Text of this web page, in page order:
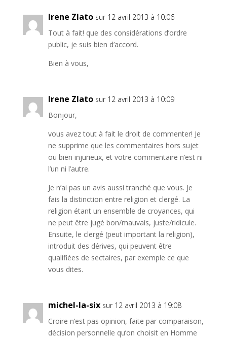
Irene Zlato sur 12 avril 2013 à 10:06
Tout à fait! que des considérations d’ordre
public, je suis bien d’accord.
Bien à vous,
Irene Zlato sur 12 avril 2013 à 10:09
Bonjour,
vous avez tout à fait le droit de commenter! Je
ne supprime que les commentaires hors sujet
ou bien injurieux, et votre commentaire n’est ni
l’un ni l’autre.
Je n’ai pas un avis aussi tranché que vous. Je
fais la distinction entre religion et clergé. La
religion étant un ensemble de croyances, qui
ne peut être jugé bon/mauvais, juste/ridicule.
Ensuite, le clergé (peut important la religion),
introduit des dérives, qui peuvent être
qualifiées de sectaires, par exemple ce que
vous dites.
michel-la-six sur 12 avril 2013 à 19:08
Croire n’est pas opinion, faite par comparaison,
décision personnelle qu’on choisit en Homme